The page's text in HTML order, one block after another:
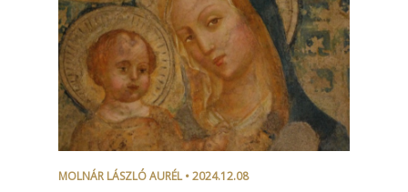
MOLNÁR LÁSZLÓ AURÉL• 2024.12.08